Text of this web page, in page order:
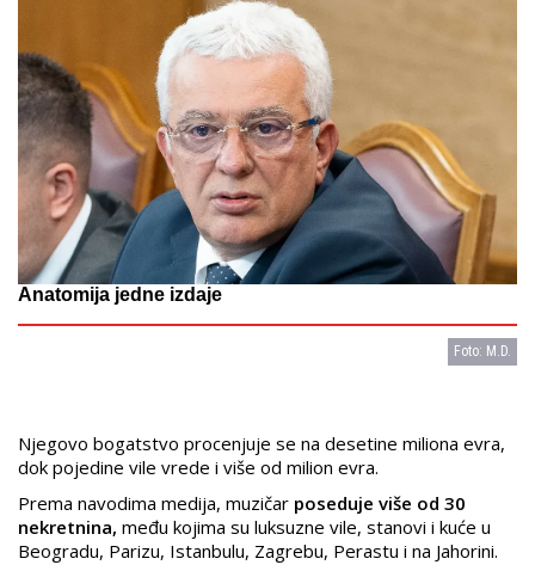
Anatomija jedne izdaje
Foto: M.D.
Njegovo bogatstvo procenjuje se na desetine miliona evra,
dok pojedine vile vrede i više od milion evra.
Prema navodima medija, muzičar poseduje više od 30
nekretnina, među kojima su luksuzne vile, stanovi i kuće u
Beogradu, Parizu, Istanbulu, Zagrebu, Perastu i na Jahorini.